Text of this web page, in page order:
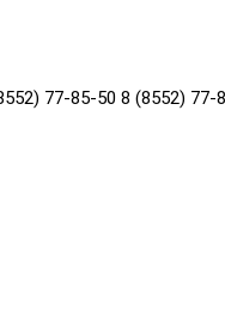
77-85-50 8 (8552) 77-